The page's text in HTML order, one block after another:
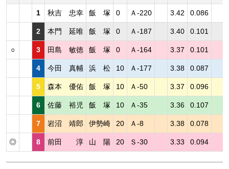
1 秋吉 忠幸 飯 塚 0 Ａ-220 3.42 0.086
2 本門 延唯 飯 塚 0 Ａ-187 3.40 0.101
○ 3 田島 敏徳 飯 塚 0 Ａ-164 3.37 0.101
4 今田 真輔 浜 松 10 Ａ-177 3.38 0.087
5 森本 優佑 飯 塚 10 Ａ-50 3.37 0.096
6 佐藤 裕児 飯 塚 10 Ａ-35 3.36 0.107
7 岩沼 靖郎 伊勢崎 20 Ａ-8 3.38 0.078
◎ 8 前田 淳 山 陽 20 Ｓ-30 3.33 0.094